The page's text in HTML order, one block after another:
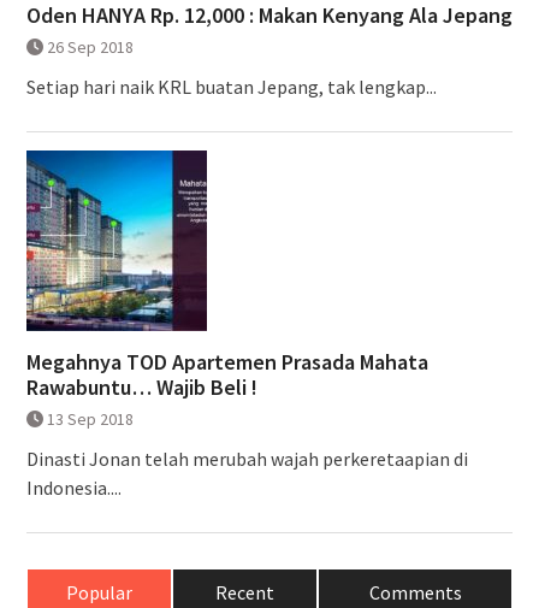
Oden HANYA Rp. 12,000 : Makan Kenyang Ala Jepang
26 Sep 2018
Setiap hari naik KRL buatan Jepang, tak lengkap...
Megahnya TOD Apartemen Prasada Mahata
Rawabuntu… Wajib Beli !
13 Sep 2018
Dinasti Jonan telah merubah wajah perkeretaapian di
Indonesia....
Popular Recent Comments